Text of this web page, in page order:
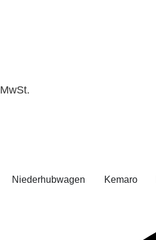
MwSt.
Niederhubwagen Kemaro